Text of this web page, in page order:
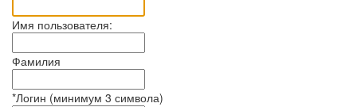
Имя пользователя:
Фамилия
*Логин (минимум 3 символа)